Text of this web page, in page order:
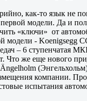
как-то язык не
модели. Да и
«ключи» от
модели -
– 6 ступенчатая
Что же еще нового
Ängelholm
компании.
испытания